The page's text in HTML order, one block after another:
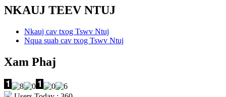
NKAUJ TEEV NTUJ
Nkauj cav txog Tswv Ntuj
Nqua suab cav txog Tswv Ntuj
Xam Phaj